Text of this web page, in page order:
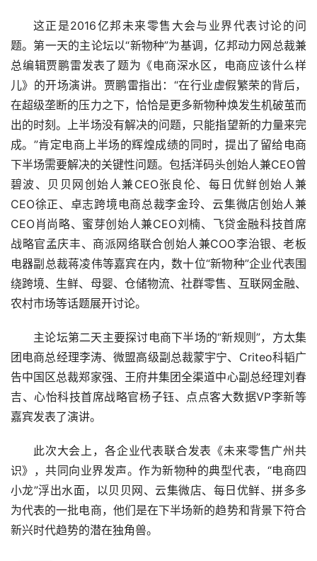
这正是2016亿邦未来零售大会与业界代表讨论的问
题。第一天的主论坛以“新物种”为基调，亿邦动力网总裁兼
总编辑贾鹏雷发表了题为《电商深水区，电商应该什么样
儿》的开场演讲。贾鹏雷指出：“在行业虚假繁荣的背后，
在超级垄断的压力之下，恰恰是更多新物种焕发生机破茧而
出的时刻。上半场没有解决的问题，只能指望新的力量来完
成。”肯定电商上半场的辉煌成绩的同时，提出了留给电商
下半场需要解决的关键性问题。包括洋码头创始人兼CEO曾
碧波、贝贝网创始人兼CEO张良伦、每日优鲜创始人兼
CEO徐正、卓志跨境电商总裁李金玲、云集微店创始人兼
CEO肖尚略、蜜芽创始人兼CEO刘楠、飞贷金融科技首席
战略官孟庆丰、商派网络联合创始人兼COO李治银、老板
电器副总裁蒋凌伟等嘉宾在内，数十位“新物种”企业代表围
绕跨境、生鲜、母婴、仓储物流、社群零售、互联网金融、
农村市场等话题展开讨论。
主论坛第二天主要探讨电商下半场的“新规则”，方太集
团电商总经理李涛、微盟高级副总裁蒙宇宁、Criteo科韬广
告中国区总裁郑家强、王府井集团全渠道中心副总经理刘春
吉、心怡科技首席战略官杨子钰、点点客大数据VP李新等
嘉宾发表了演讲。
此次大会上，各企业代表联合发表《未来零售广州共
识》，共同向业界发声。作为新物种的典型代表，“电商四
小龙”浮出水面，以贝贝网、云集微店、每日优鲜、拼多多
为代表的一批电商，他们是在下半场新的趋势和背景下符合
新兴时代趋势的潜在独角兽。